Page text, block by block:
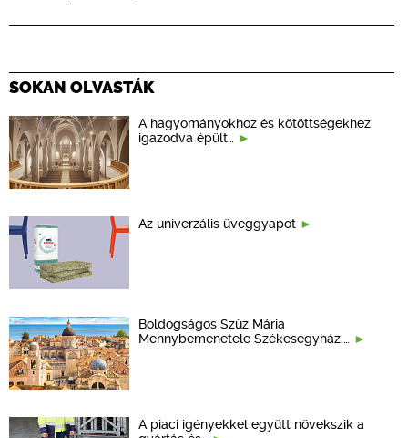
SOKAN OLVASTÁK
A hagyományokhoz és kötöttségekhez
igazodva épült…
Az univerzális üveggyapot
Boldogságos Szűz Mária
Mennybemenetele Székesegyház,…
A piaci igényekkel együtt növekszik a